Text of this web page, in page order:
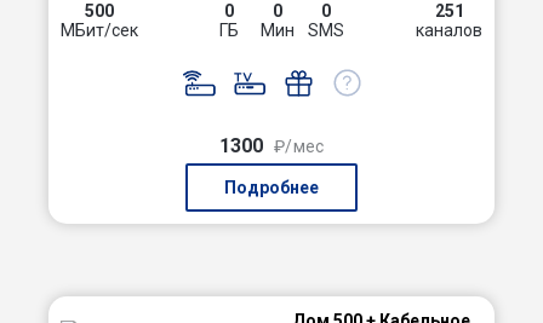
500
МБит/сек
0
ГБ
0
Мин
0
SMS
251
каналов
1300 ₽/мес
Подробнее